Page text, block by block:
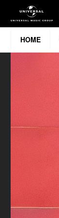
HOME